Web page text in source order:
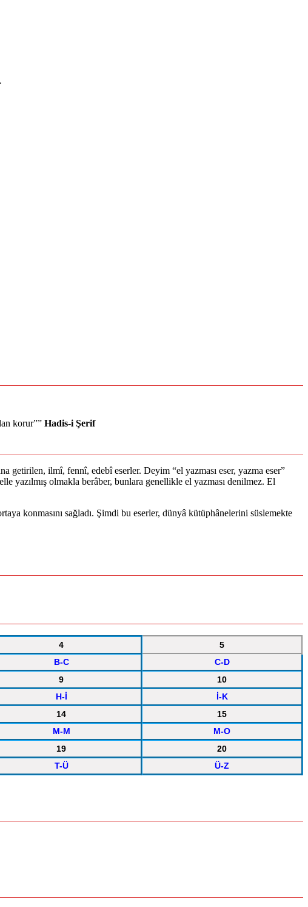
korur”” Hadis-i Şerif
getirilen, ilmî, fennî, edebî eserler. Deyim “el yazması eser, yazma eser”
yazılmış olmakla berâber, bunlara genellikle el yazması denilmez. El
konmasını sağladı. Şimdi bu eserler, dünyâ kütüphânelerini süslemekte
4
5
B-C
C-D
9
10
H-İ
İ-K
14
15
M-M
M-O
19
20
T-Ü Ü-Z